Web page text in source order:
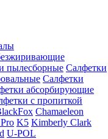
пылесборные Салфетки
Салфетки
абсорбирующие
с пропиткой
Chamaeleon
K5 Kimberly Clark
U-POL